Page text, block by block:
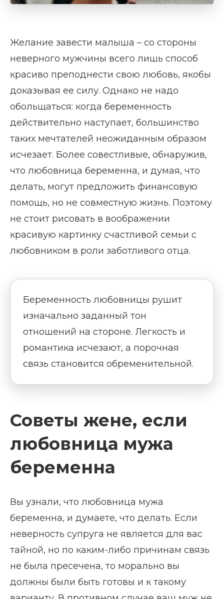
Желание завести малыша – со стороны
неверного мужчины всего лишь способ
красиво преподнести свою любовь, якобы
доказывая ее силу. Однако не надо
обольщаться: когда беременность
действительно наступает, большинство
таких мечтателей неожиданным образом
исчезает. Более совестливые, обнаружив,
что любовница беременна, и думая, что
делать, могут предложить финансовую
помощь, но не совместную жизнь. Поэтому
не стоит рисовать в воображении
красивую картинку счастливой семьи с
любовником в роли заботливого отца.
Беременность любовницы рушит
изначально заданный тон
отношений на стороне. Легкость и
романтика исчезают, а порочная
связь становится обременительной.
Советы жене, если
любовница мужа
беременна
Вы узнали, что любовница мужа
беременна, и думаете, что делать. Если
неверность супруга не является для вас
тайной, но по каким-либо причинам связь
не была пресечена, то морально вы
должны были быть готовы и к такому